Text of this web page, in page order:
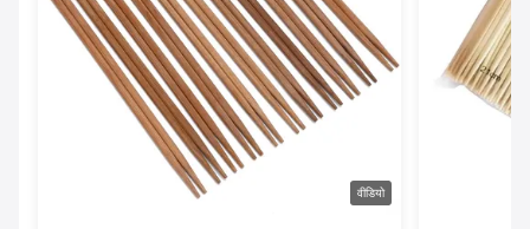
वीडियो